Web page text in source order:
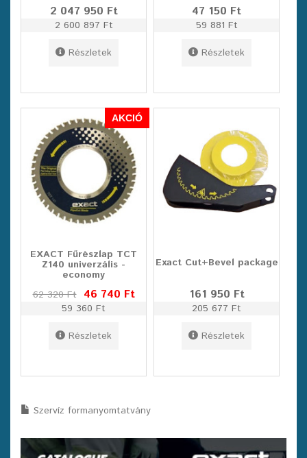
2 047 950 Ft
2 600 897 Ft
Részletek
47 150 Ft
59 881 Ft
Részletek
AKCIÓ
EXACT Fűrészlap TCT
Z140 univerzális -
economy
62 320 Ft 46 740 Ft
59 360 Ft
Részletek
Exact Cut+Bevel package
161 950 Ft
205 677 Ft
Részletek
Szervíz formanyomtatvány